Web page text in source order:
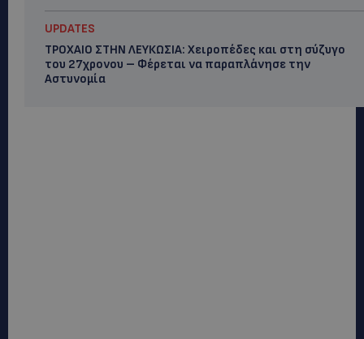
UPDATES
ΤΡΟΧΑΙΟ ΣΤΗΝ ΛΕΥΚΩΣΙΑ: Χειροπέδες και στη σύζυγο
του 27χρονου – Φέρεται να παραπλάνησε την
Αστυνομία